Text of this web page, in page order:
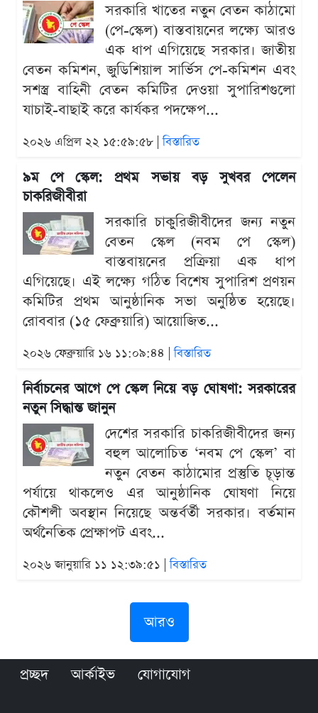
সরকারি খাতের নতুন বেতন কাঠামো
(পে-স্কেল) বাস্তবায়নের লক্ষ্যে আরও
এক ধাপ এগিয়েছে সরকার। জাতীয়
বেতন কমিশন, জুডিশিয়াল সার্ভিস পে-কমিশন এবং
সশস্ত্র বাহিনী বেতন কমিটির দেওয়া সুপারিশগুলো
যাচাই-বাছাই করে কার্যকর পদক্ষেপ...
২০২৬ এপ্রিল ২২ ১৫:৫৯:৫৮ |বিস্তারিত
৯ম পে স্কেল: প্রথম সভায় বড় সুখবর পেলেন
চাকরিজীবীরা
সরকারি চাকুরিজীবীদের জন্য নতুন
বেতন স্কেল (নবম পে স্কেল)
বাস্তবায়নের প্রক্রিয়া এক ধাপ
এগিয়েছে। এই লক্ষ্যে গঠিত বিশেষ সুপারিশ প্রণয়ন
কমিটির প্রথম আনুষ্ঠানিক সভা অনুষ্ঠিত হয়েছে।
রোববার (১৫ ফেব্রুয়ারি) আয়োজিত...
২০২৬ ফেব্রুয়ারি ১৬ ১১:০৯:৪৪ |বিস্তারিত
নির্বাচনের আগে পে স্কেল নিয়ে বড় ঘোষণা: সরকারের
নতুন সিদ্ধান্ত জানুন
দেশের সরকারি চাকরিজীবীদের জন্য
বহুল আলোচিত ‘নবম পে স্কেল’ বা
নতুন বেতন কাঠামোর প্রস্তুতি চূড়ান্ত
পর্যায়ে থাকলেও এর আনুষ্ঠানিক ঘোষণা নিয়ে
কৌশলী অবস্থান নিয়েছে অন্তর্বর্তী সরকার। বর্তমান
অর্থনৈতিক প্রেক্ষাপট এবং...
২০২৬ জানুয়ারি ১১ ১২:৩৯:৫১ |বিস্তারিত
আরও
প্রচ্ছদ আর্কাইভ যোগাযোগ